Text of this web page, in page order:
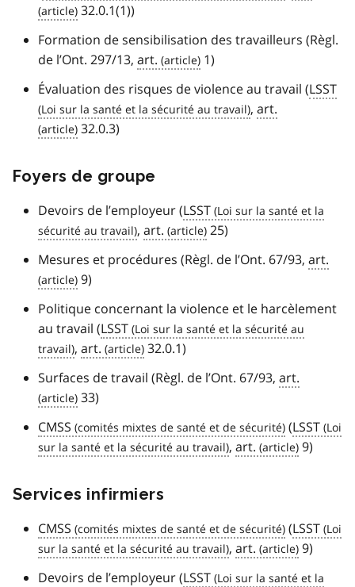
32.0.1(1))
Formation de sensibilisation des travailleurs (Règl.
de l’Ont. 297/13, art.
1)
Évaluation des risques de violence au travail (LSST
, art.
32.0.3)
Foyers de groupe
Devoirs de l’employeur (LSST
, art.
25)
Mesures et procédures (Règl. de l’Ont. 67/93, art.
9)
Politique concernant la violence et le harcèlement
au travail (LSST
, art.
32.0.1)
Surfaces de travail (Règl. de l’Ont. 67/93, art.
33)
CMSS
(LSST
, art. 9)
Services infirmiers
CMSS (LSST
, art.
9)
Devoirs de l’employeur (LSST